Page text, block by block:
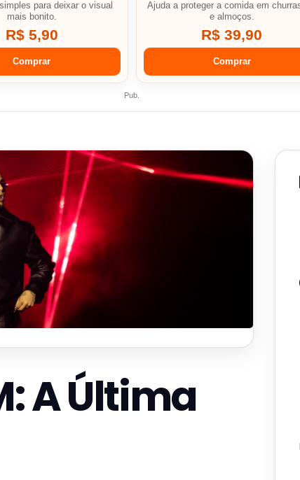
para deixar o visual
mais bonito.
R$ 5,90
Comprar
Ajuda a proteger a comida em
e almoços.
R$ 39,90
Comprar
Pub.
A Última